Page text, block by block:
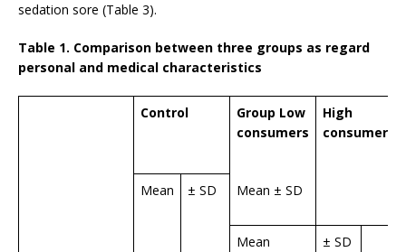
sedation sore (Table 3).
Table 1. Comparison between three groups as regard
personal and medical characteristics
Control
Group Low
consumers
Mean ± SD
High
consumers
Mean ± SD
Mean
± SD